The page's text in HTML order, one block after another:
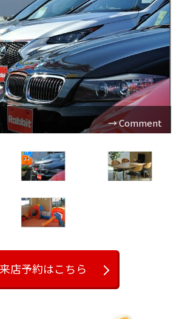
。気になる車があれば相談下さい。
来店予約はこちら